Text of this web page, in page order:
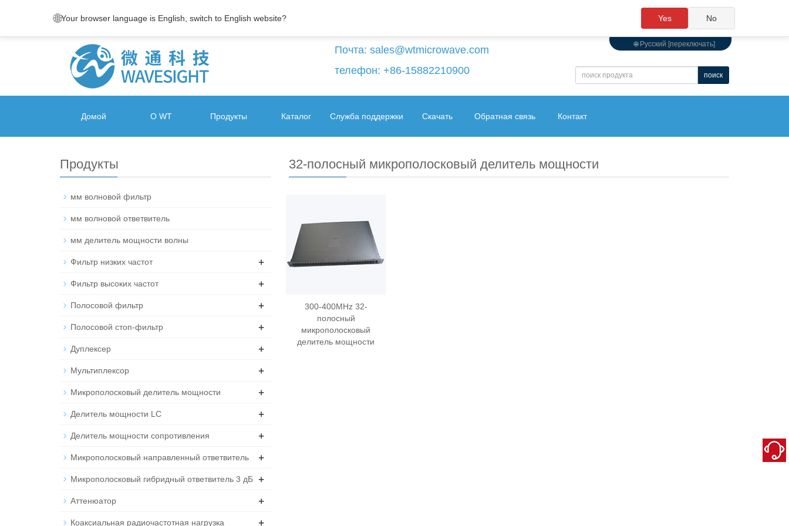
🌐 Pусский [переключать]
Почта: sales@wtmicrowave.com
телефон: +86-15882210900
поиск
Домой О WT Продукты Каталог Служба поддержки Скачать Обратная связь Контакт
32-полосный микрополосковый делитель мощности
300-400MHz 32-
полосный
микрополосковый
делитель мощности
Продукты
мм волновой фильтр
мм волновой ответвитель
мм делитель мощности волны
Фильтр низких частот +
Фильтр высоких частот +
Полосовой фильтр +
Полосовой стоп-фильтр +
Дуплексер +
Мультиплексор +
Микрополосковый делитель мощности +
Делитель мощности LC +
Делитель мощности сопротивления +
Микрополосковый направленный ответвитель +
Микрополосковый гибридный ответвитель 3 дБ +
Аттенюатор +
Коаксиальная радиочастотная нагрузка +
🌐Your browser language is English, switch to English website? Yes No